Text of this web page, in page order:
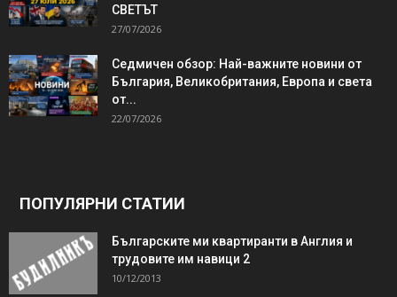
СВЕТЪТ
27/07/2026
Седмичен обзор: Най-важните новини от
България, Великобритания, Европа и света
от...
22/07/2026
ПОПУЛЯРНИ СТАТИИ
Българските ми квартиранти в Англия и
трудовите им навици 2
10/12/2013